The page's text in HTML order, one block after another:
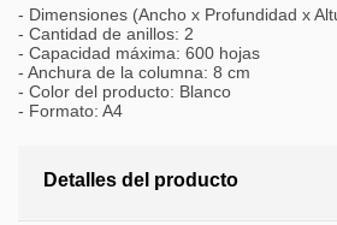
- Dimensiones (Ancho x Profundidad x
- Cantidad de anillos: 2
- Capacidad máxima: 600 hojas
- Anchura de la columna: 8 cm
- Color del producto: Blanco
- Formato: A4
Detalles del producto